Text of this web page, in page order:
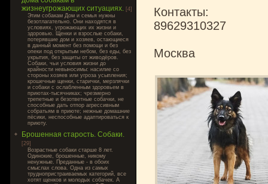
жизнеугрожающих ситуациях. [4]
Этим собакам Дом и семья нужны
безотлагательно. Они находятся в
условиях, угрожающих их жизни и
здоровью. Щенки и взрослые собаки,
потерявшие дом и хозяев, остающиеся
в данный момент без помощи и без
опеки под открытым небом, без еды, без
укрытия, без защиты от живодёров.
Собаки, чьи условия жизни до
крайности невыносимы: насилие со
стороны хозяев или угроза усыпления;
крошечные щенки, старички, мерзлячки
и собаки с ослабленным здоровьем в
приютах-тысячниках; чрезмерно
трепетные и безответные собачки, не
способные дать отпор агрессивным
собратьям в приюте; нежные домашние
пёсики, неспособные адаптироваться к
приюту.
Брошенная старость. Собаки.
[29]
Возрастные собаки старше 8 лет.
Одинокие, брошенные, никому
ненужные. Преданные - в обоих
смыслах слова. Одна из самых
труднопристраиваемых категорий, все
хотят щенков и молодых собачек. А
Контакты:
89629310327
Москва